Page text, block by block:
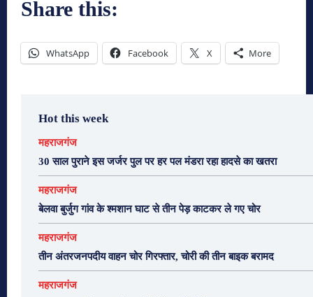
Share this:
WhatsApp Facebook X More
Hot this week
महराजगंज
30 साल पुराने इस जर्जर पुल पर हर पल मंडरा रहा हादसे का खतरा
महराजगंज
बेलवा बुर्जुग गांव के श्मशान घाट से तीन पेड़ काटकर ले गए चोर
महराजगंज
तीन अंतरजनपदीय वाहन चोर गिरफ्तार, चोरी की तीन बाइक बरामद
महराजगंज